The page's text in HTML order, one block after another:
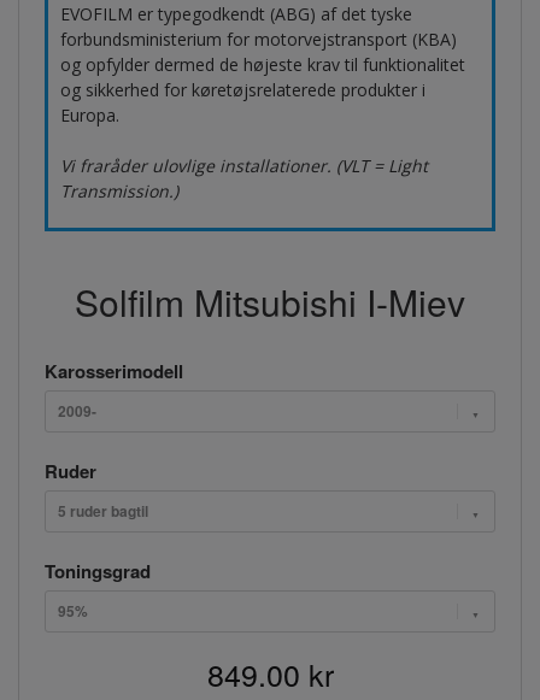
EVOFILM er typegodkendt (ABG) af det tyske
forbundsministerium for motorvejstransport (KBA)
og opfylder dermed de højeste krav til funktionalitet
og sikkerhed for køretøjsrelaterede produkter i
Europa.
Vi fraråder ulovlige installationer. (VLT = Light
Transmission.)
Solfilm Mitsubishi I-Miev
Karosserimodell
2009-
Ruder
5 ruder bagtil
Toningsgrad
95%
849.00 kr